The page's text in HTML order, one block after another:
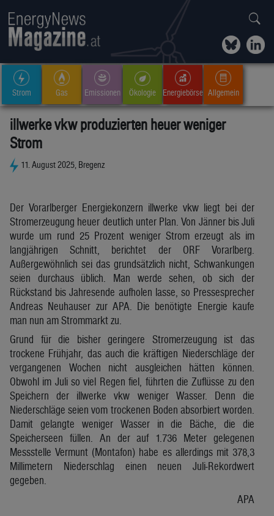
Strom Gas Emissionen Ökologie Energiebörse Allgemein
illwerke vkw produzierten heuer weniger
Strom
11. August 2025, Bregenz
Der Vorarlberger Energiekonzern illwerke vkw liegt bei der
Stromerzeugung heuer deutlich unter Plan. Von Jänner bis Juli
wurde um rund 25 Prozent weniger Strom erzeugt als im
langjährigen Schnitt, berichtet der ORF Vorarlberg.
Außergewöhnlich sei das grundsätzlich nicht, Schwankungen
seien durchaus üblich. Man werde sehen, ob sich der
Rückstand bis Jahresende aufholen lasse, so Pressesprecher
Andreas Neuhauser zur APA. Die benötigte Energie kaufe
man nun am Strommarkt zu.
Grund für die bisher geringere Stromerzeugung ist das
trockene Frühjahr, das auch die kräftigen Niederschläge der
vergangenen Wochen nicht ausgleichen hätten können.
Obwohl im Juli so viel Regen fiel, führten die Zuflüsse zu den
Speichern der illwerke vkw weniger Wasser. Denn die
Niederschläge seien vom trockenen Boden absorbiert worden.
Damit gelangte weniger Wasser in die Bäche, die die
Speicherseen füllen. An der auf 1.736 Meter gelegenen
Messstelle Vermunt (Montafon) habe es allerdings mit 378,3
Millimetern Niederschlag einen neuen Juli-Rekordwert
gegeben.
APA